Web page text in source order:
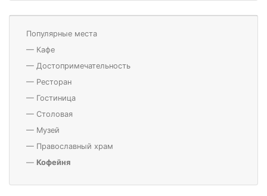
Популярные места
— Кафе
— Достопримечательность
— Ресторан
— Гостиница
— Столовая
— Музей
— Православный храм
— Кофейня